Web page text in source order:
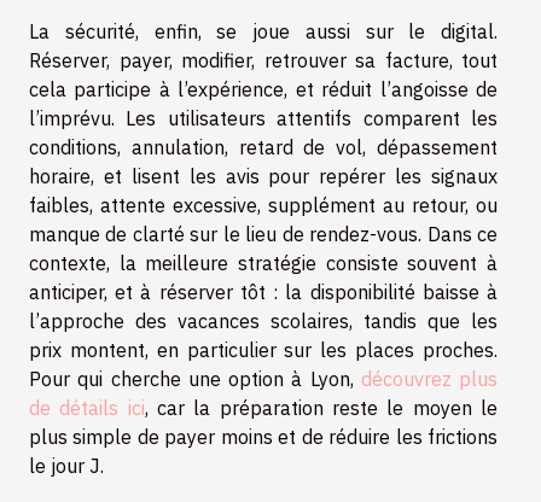
La sécurité, enfin, se joue aussi sur le digital.
Réserver, payer, modifier, retrouver sa facture, tout
cela participe à l’expérience, et réduit l’angoisse de
l’imprévu. Les utilisateurs attentifs comparent les
conditions, annulation, retard de vol, dépassement
horaire, et lisent les avis pour repérer les signaux
faibles, attente excessive, supplément au retour, ou
manque de clarté sur le lieu de rendez-vous. Dans ce
contexte, la meilleure stratégie consiste souvent à
anticiper, et à réserver tôt : la disponibilité baisse à
l’approche des vacances scolaires, tandis que les
prix montent, en particulier sur les places proches.
Pour qui cherche une option à Lyon, découvrez plus
de détails ici, car la préparation reste le moyen le
plus simple de payer moins et de réduire les frictions
le jour J.